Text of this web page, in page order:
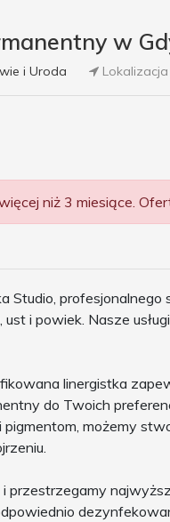
w
i Uroda Lokalizacja
niż 3 miesiące.
Studio,
i powiek. Nasze
linergistka
do Twoich
możemy
przestrzegamy